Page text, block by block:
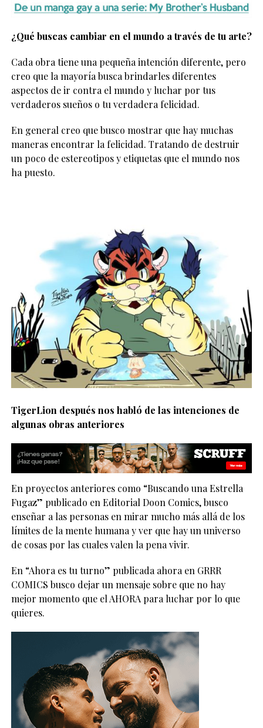
¿Qué buscas cambiar en el mundo a través de tu arte?
Cada obra tiene una pequeña intención diferente, pero
creo que la mayoría busca brindarles diferentes
aspectos de ir contra el mundo y luchar por tus
verdaderos sueños o tu verdadera felicidad.
En general creo que busco mostrar que hay muchas
maneras encontrar la felicidad. Tratando de destruir
un poco de estereotipos y etiquetas que el mundo nos
ha puesto.
TigerLion después nos habló de las intenciones de
algunas obras anteriores
En proyectos anteriores como “Buscando una Estrella
Fugaz” publicado en Editorial Doon Comics, busco
enseñar a las personas en mirar mucho más allá de los
límites de la mente humana y ver que hay un universo
de cosas por las cuales valen la pena vivir.
En “Ahora es tu turno” publicada ahora en GRRR
COMICS busco dejar un mensaje sobre que no hay
mejor momento que el AHORA para luchar por lo que
quieres.